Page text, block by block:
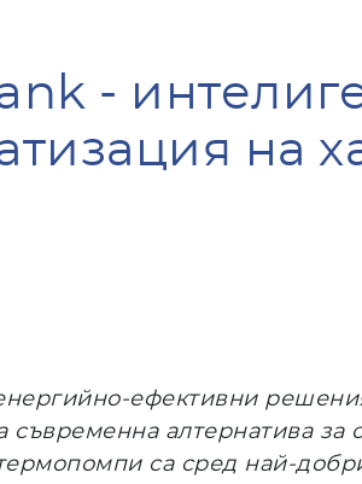
-
на
-ефективни
алтернатива за
са сред най-